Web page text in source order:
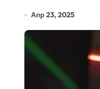
Апр 23, 2025